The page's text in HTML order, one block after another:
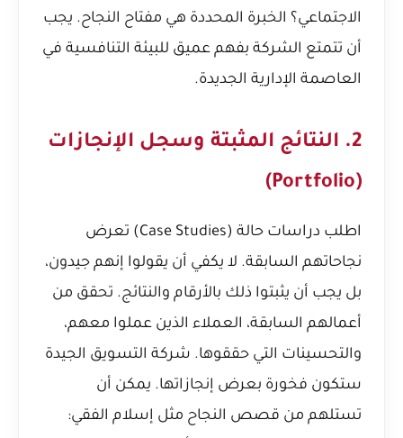
الاجتماعي؟ الخبرة المحددة هي مفتاح النجاح. يجب
أن تتمتع الشركة بفهم عميق للبيئة التنافسية في
العاصمة الإدارية الجديدة.
2. النتائج المثبتة وسجل الإنجازات
(Portfolio)
اطلب دراسات حالة (Case Studies) تعرض
نجاحاتهم السابقة. لا يكفي أن يقولوا إنهم جيدون،
بل يجب أن يثبتوا ذلك بالأرقام والنتائج. تحقق من
أعمالهم السابقة، العملاء الذين عملوا معهم،
والتحسينات التي حققوها. شركة التسويق الجيدة
ستكون فخورة بعرض إنجازاتها. يمكن أن
تستلهم من قصص النجاح مثل إسلام الفقي: